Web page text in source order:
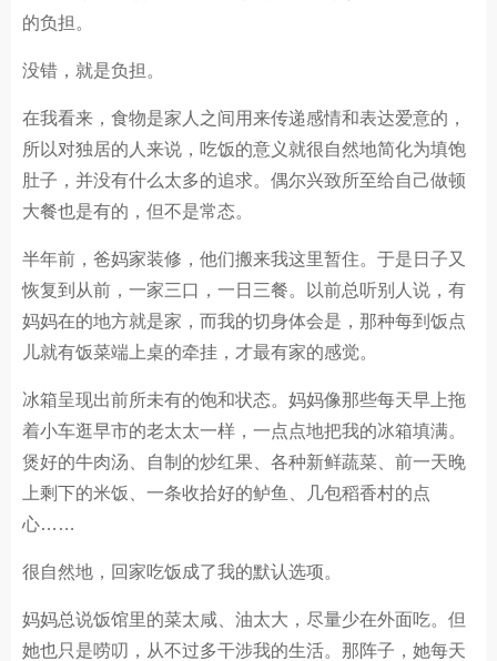
的负担。
没错，就是负担。
在我看来，食物是家人之间用来传递感情和表达爱意的，
所以对独居的人来说，吃饭的意义就很自然地简化为填饱
肚子，并没有什么太多的追求。偶尔兴致所至给自己做顿
大餐也是有的，但不是常态。
半年前，爸妈家装修，他们搬来我这里暂住。于是日子又
恢复到从前，一家三口，一日三餐。以前总听别人说，有
妈妈在的地方就是家，而我的切身体会是，那种每到饭点
儿就有饭菜端上桌的牵挂，才最有家的感觉。
冰箱呈现出前所未有的饱和状态。妈妈像那些每天早上拖
着小车逛早市的老太太一样，一点点地把我的冰箱填满。
煲好的牛肉汤、自制的炒红果、各种新鲜蔬菜、前一天晚
上剩下的米饭、一条收拾好的鲈鱼、几包稻香村的点
心……
很自然地，回家吃饭成了我的默认选项。
妈妈总说饭馆里的菜太咸、油太大，尽量少在外面吃。但
她也只是唠叨，从不过多干涉我的生活。那阵子，她每天